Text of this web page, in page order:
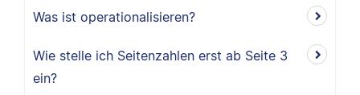
Was ist operationalisieren?
Wie stelle ich Seitenzahlen erst ab Seite 3
ein?